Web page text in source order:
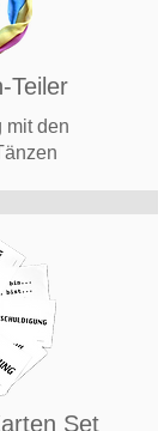
Teiler
mit den
Set